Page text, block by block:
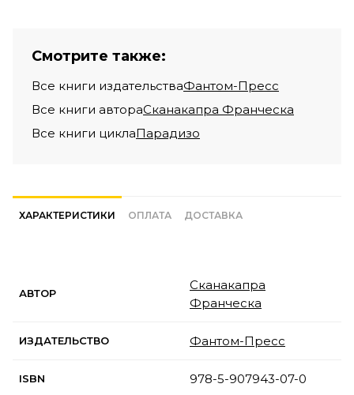
Смотрите также:
Все книги издательстваФантом-Пресс
Все книги автораСканакапра Франческа
Все книги циклаПарадизо
ХАРАКТЕРИСТИКИ ОПЛАТА ДОСТАВКА
АВТОР
Сканакапра
Франческа
ИЗДАТЕЛЬСТВО Фантом-Пресс
ISBN 978-5-907943-07-0